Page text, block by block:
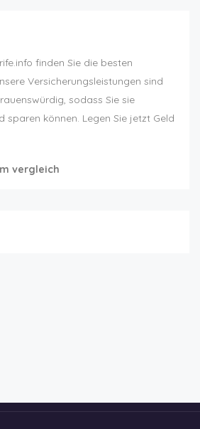
finden Sie die besten
Versicherungsleistungen sind
sodass Sie sie
sparen können. Legen Sie jetzt Geld
vergleich